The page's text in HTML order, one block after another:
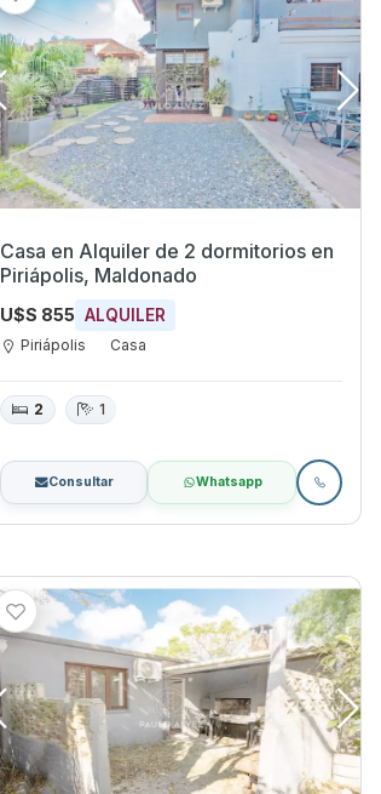
Casa en Alquiler de 2 dormitorios en
Piriápolis, Maldonado
U$S 855 ALQUILER
Piriápolis Casa
2 1
Consultar Whatsapp